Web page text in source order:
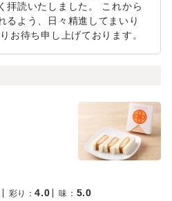
拝読いたしました。 これから
るよう、日々精進してまいり
お待ち申し上げております。
彩り ：4.0 味 ： 5.0